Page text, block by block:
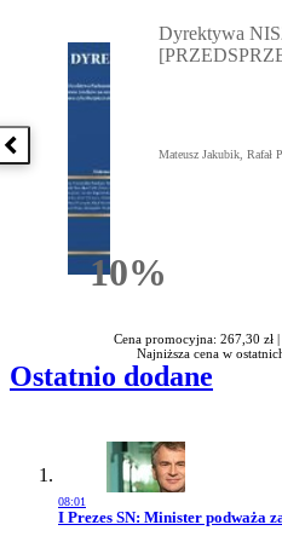
Poprzednia książka
10%Rabatu
Dyrektywa
Mateusz Jakubik, Rafał
Cena promocyjna: 267,30 zł |
Najniższa cena w
Ostatnio dodane
08:01
Przejdź do artykułu:
I Prezes SN: Minister podważa